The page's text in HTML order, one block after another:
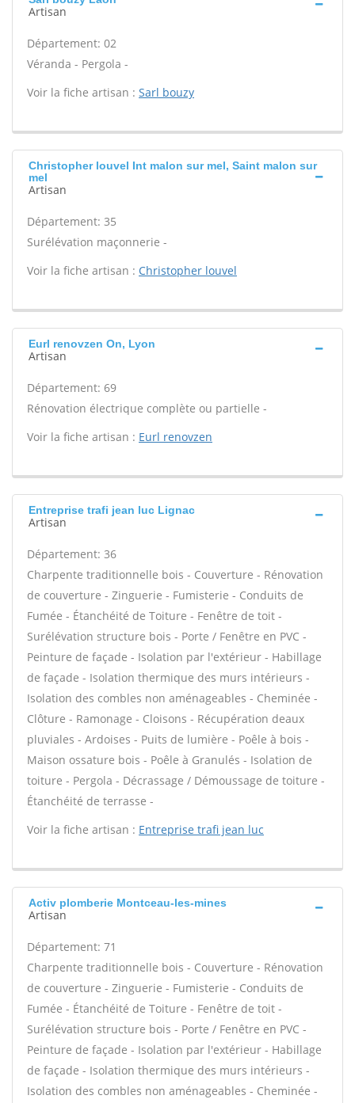
Artisan
Département: 02
Véranda - Pergola -
Voir la fiche artisan : Sarl bouzy
Christopher louvel Int malon sur mel, Saint malon sur
mel
Artisan
Département: 35
Surélévation maçonnerie -
Voir la fiche artisan : Christopher louvel
Eurl renovzen On, Lyon
Artisan
Département: 69
Rénovation électrique complète ou partielle -
Voir la fiche artisan : Eurl renovzen
Entreprise trafi jean luc Lignac
Artisan
Département: 36
Charpente traditionnelle bois - Couverture - Rénovation
de couverture - Zinguerie - Fumisterie - Conduits de
Fumée - Étanchéité de Toiture - Fenêtre de toit -
Surélévation structure bois - Porte / Fenêtre en PVC -
Peinture de façade - Isolation par l'extérieur - Habillage
de façade - Isolation thermique des murs intérieurs -
Isolation des combles non aménageables - Cheminée -
Clôture - Ramonage - Cloisons - Récupération deaux
pluviales - Ardoises - Puits de lumière - Poêle à bois -
Maison ossature bois - Poêle à Granulés - Isolation de
toiture - Pergola - Décrassage / Démoussage de toiture -
Étanchéité de terrasse -
Voir la fiche artisan : Entreprise trafi jean luc
Activ plomberie Montceau-les-mines
Artisan
Département: 71
Charpente traditionnelle bois - Couverture - Rénovation
de couverture - Zinguerie - Fumisterie - Conduits de
Fumée - Étanchéité de Toiture - Fenêtre de toit -
Surélévation structure bois - Porte / Fenêtre en PVC -
Peinture de façade - Isolation par l'extérieur - Habillage
de façade - Isolation thermique des murs intérieurs -
Isolation des combles non aménageables - Cheminée -